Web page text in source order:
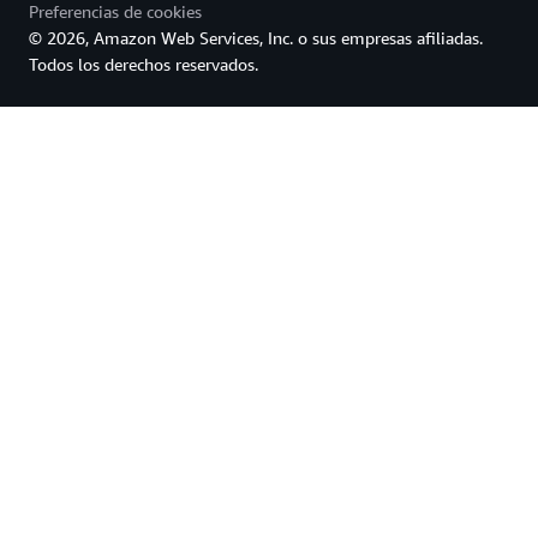
Preferencias de cookies
© 2026, Amazon Web Services, Inc. o sus empresas afiliadas.
Todos los derechos reservados.